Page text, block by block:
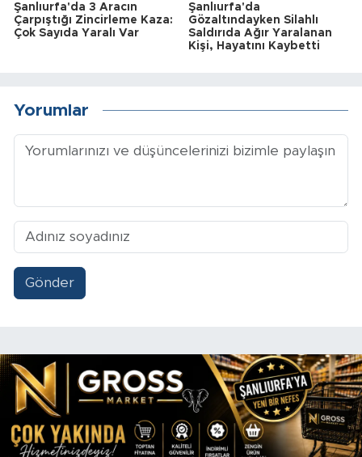
Şanlıurfa'da 3 Aracın
Çarpıştığı Zincirleme Kaza:
Çok Sayıda Yaralı Var
Şanlıurfa'da
Gözaltındayken Silahlı
Saldırıda Ağır Yaralanan
Kişi, Hayatını Kaybetti
Yorumlar
Gönder